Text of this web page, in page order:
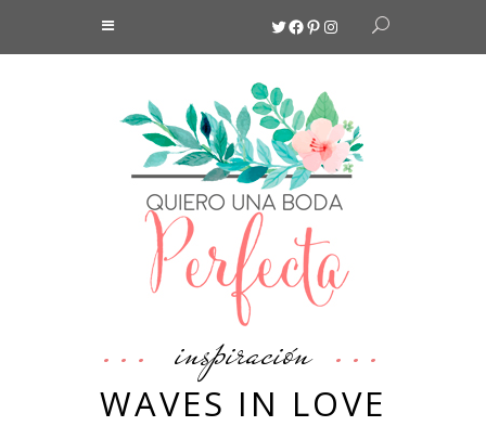
Twitter
Facebook
Pinterest
Instagram
inspiración
WAVES IN LOVE